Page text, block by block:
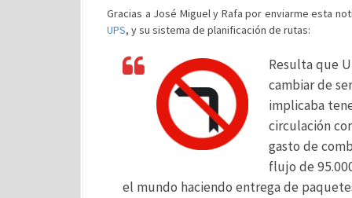
Gracias a José Miguel y Rafa por enviarme esta
UPS, y su sistema de planificación de rutas:
Resulta que
cambiar de
implicaba
circulación
gasto de
flujo de
el mundo haciendo entrega de